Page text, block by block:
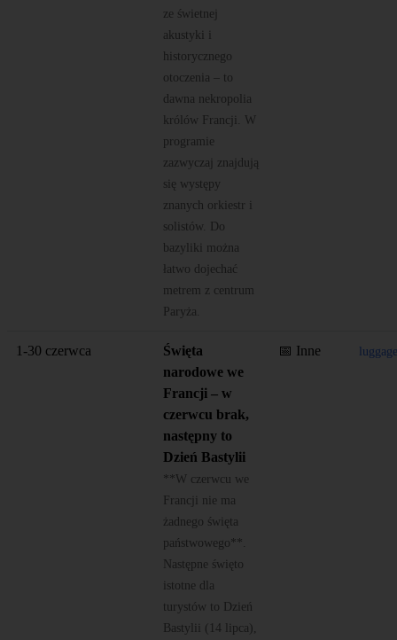
ze świetnej
akustyki i
historycznego
otoczenia – to
dawna nekropolia
królów Francji. W
programie
zazwyczaj znajdują
się występy
znanych orkiestr i
solistów. Do
bazyliki można
łatwo dojechać
metrem z centrum
Paryża.
1-30 czerwca
Święta
narodowe we
Francji – w
czerwcu brak,
następny to
Dzień Bastylii
**W czerwcu we
Francji nie ma
żadnego święta
państwowego**.
Następne święto
istotne dla
turystów to Dzień
Bastylii (14 lipca),
📅 Inne